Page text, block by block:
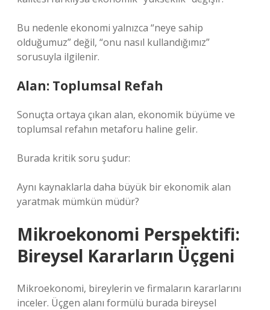
Bu nedenle ekonomi yalnızca “neye sahip
olduğumuz” değil, “onu nasıl kullandığımız”
sorusuyla ilgilenir.
Alan: Toplumsal Refah
Sonuçta ortaya çıkan alan, ekonomik büyüme ve
toplumsal refahın metaforu haline gelir.
Burada kritik soru şudur:
Aynı kaynaklarla daha büyük bir ekonomik alan
yaratmak mümkün müdür?
Mikroekonomi Perspektifi:
Bireysel Kararların Üçgeni
Mikroekonomi, bireylerin ve firmaların kararlarını
inceler. Üçgen alanı formülü burada bireysel